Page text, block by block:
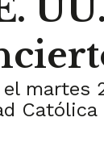
Católica